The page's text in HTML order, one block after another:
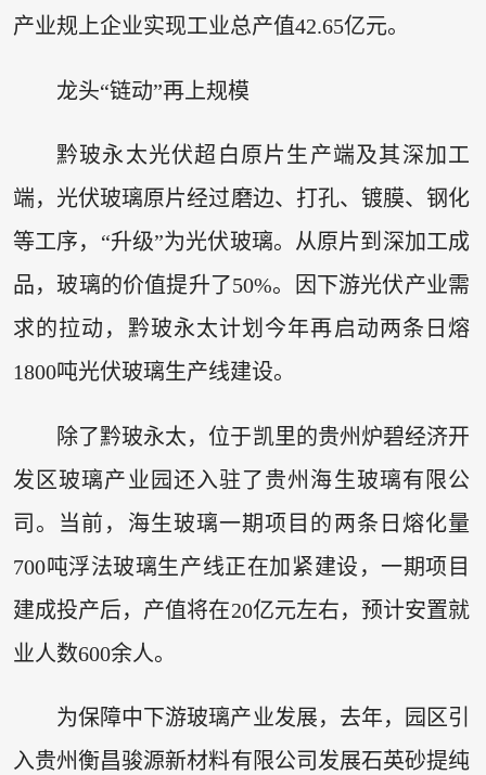
产业规上企业实现工业总产值42.65亿元。
龙头“链动”再上规模
黔玻永太光伏超白原片生产端及其深加工
端，光伏玻璃原片经过磨边、打孔、镀膜、钢化
等工序，“升级”为光伏玻璃。从原片到深加工成
品，玻璃的价值提升了50%。因下游光伏产业需
求的拉动，黔玻永太计划今年再启动两条日熔
1800吨光伏玻璃生产线建设。
除了黔玻永太，位于凯里的贵州炉碧经济开
发区玻璃产业园还入驻了贵州海生玻璃有限公
司。当前，海生玻璃一期项目的两条日熔化量
700吨浮法玻璃生产线正在加紧建设，一期项目
建成投产后，产值将在20亿元左右，预计安置就
业人数600余人。
为保障中下游玻璃产业发展，去年，园区引
入贵州衡昌骏源新材料有限公司发展石英砂提纯